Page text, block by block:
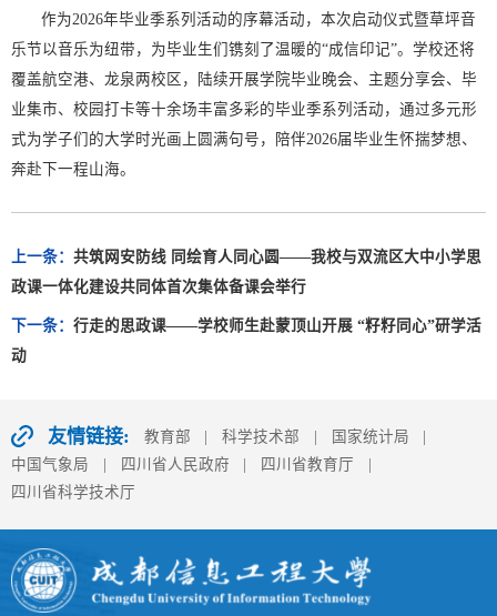
作为2026年毕业季系列活动的序幕活动，本次启动仪式暨草坪音
乐节以音乐为纽带，为毕业生们镌刻了温暖的“成信印记”。学校还将
覆盖航空港、龙泉两校区，陆续开展学院毕业晚会、主题分享会、毕
业集市、校园打卡等十余场丰富多彩的毕业季系列活动，通过多元形
式为学子们的大学时光画上圆满句号，陪伴2026届毕业生怀揣梦想、
奔赴下一程山海。
上一条： 共筑网安防线 同绘育人同心圆——我校与双流区大中小学思
政课一体化建设共同体首次集体备课会举行
下一条： 行走的思政课——学校师生赴蒙顶山开展 “籽籽同心”研学活
动
友情链接: 教育部 科学技术部 国家统计局
中国气象局
四川省人民政府 四川省教育厅
四川省科学技术厅